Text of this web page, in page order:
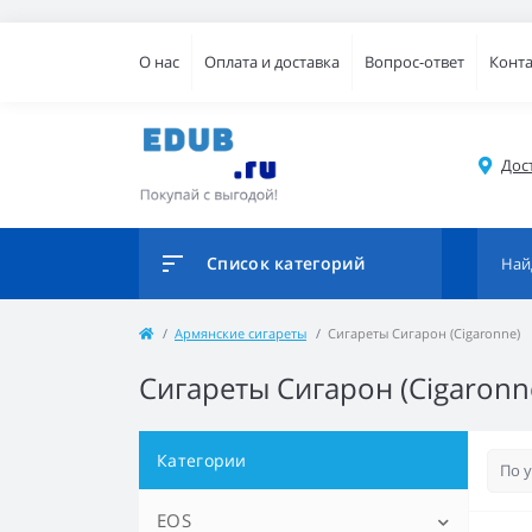
О нас Оплата и доставка Вопрос-ответ
Список категорий
Армянские сигареты Сигареты Сигарон (Cigaronne)
Сигареты Сигарон
Категории
EOS